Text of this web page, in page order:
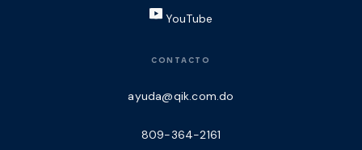
YouTube
CONTACTO
ayuda@qik.com.do
809-364-2161